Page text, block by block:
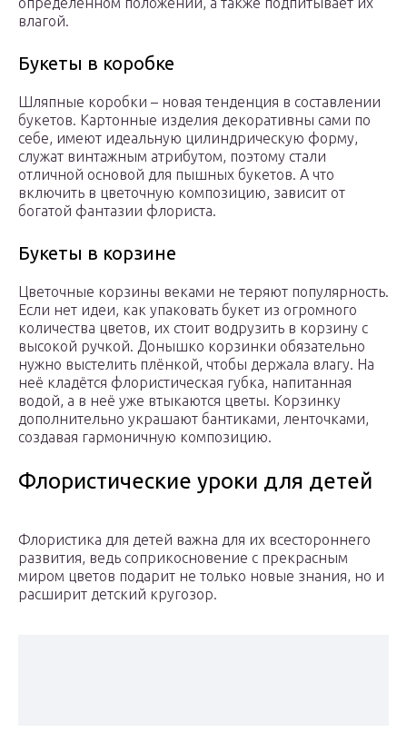
влагой.
Букеты в коробке
Шляпные коробки – новая тенденция в составлении
букетов. Картонные изделия декоративны сами по
себе, имеют идеальную цилиндрическую форму,
служат винтажным атрибутом, поэтому стали
отличной основой для пышных букетов. А что
включить в цветочную композицию, зависит от
богатой фантазии флориста.
Букеты в корзине
Цветочные корзины веками не теряют популярность.
Если нет идеи, как упаковать букет из огромного
количества цветов, их стоит водрузить в корзину с
высокой ручкой. Донышко корзинки обязательно
нужно выстелить плёнкой, чтобы держала влагу. На
неё кладётся флористическая губка, напитанная
водой, а в неё уже втыкаются цветы. Корзинку
дополнительно украшают бантиками, ленточками,
создавая гармоничную композицию.
Флористические уроки для детей
Флористика для детей важна для их всестороннего
развития, ведь соприкосновение с прекрасным
миром цветов подарит не только новые знания, но и
расширит детский кругозор.